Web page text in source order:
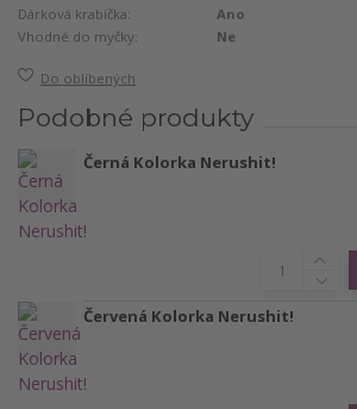
Dárková krabička:
Ano
Vhodné do myčky:
Ne
Do oblíbených
Podobné produkty
Černá Kolorka Nerushit!
Červená Kolorka Nerushit!